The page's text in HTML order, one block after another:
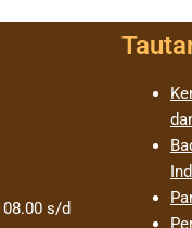
s/d